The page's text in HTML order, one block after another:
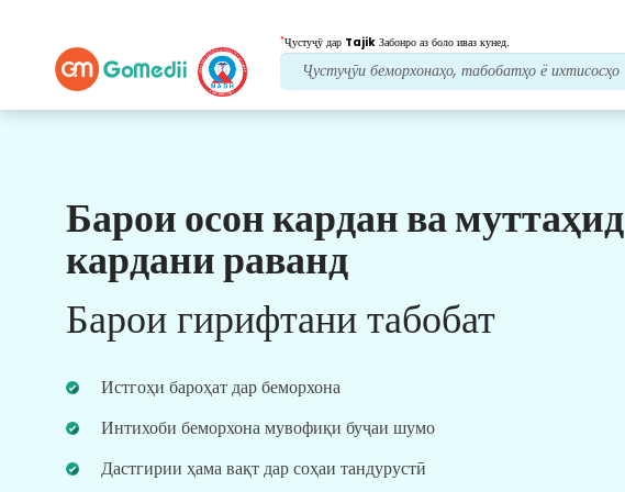
*Ҷустуҷӯ дар Tajik Забонро аз боло иваз кунед.
Барои осон кардан ва муттаҳид
кардани раванд
Барои гирифтани табобат
Истгоҳи бароҳат дар беморхона
Интихоби беморхона мувофиқи буҷаи шумо
Дастгирии ҳама вақт дар соҳаи тандурустӣ
Манфиатҳои мо
Пас аз табобат
нигоҳубини пайравӣ
Дастгирии тиббӣ ва беморонро 24x7 бо дастаи
бораи ниёзҳои табобати шумо.